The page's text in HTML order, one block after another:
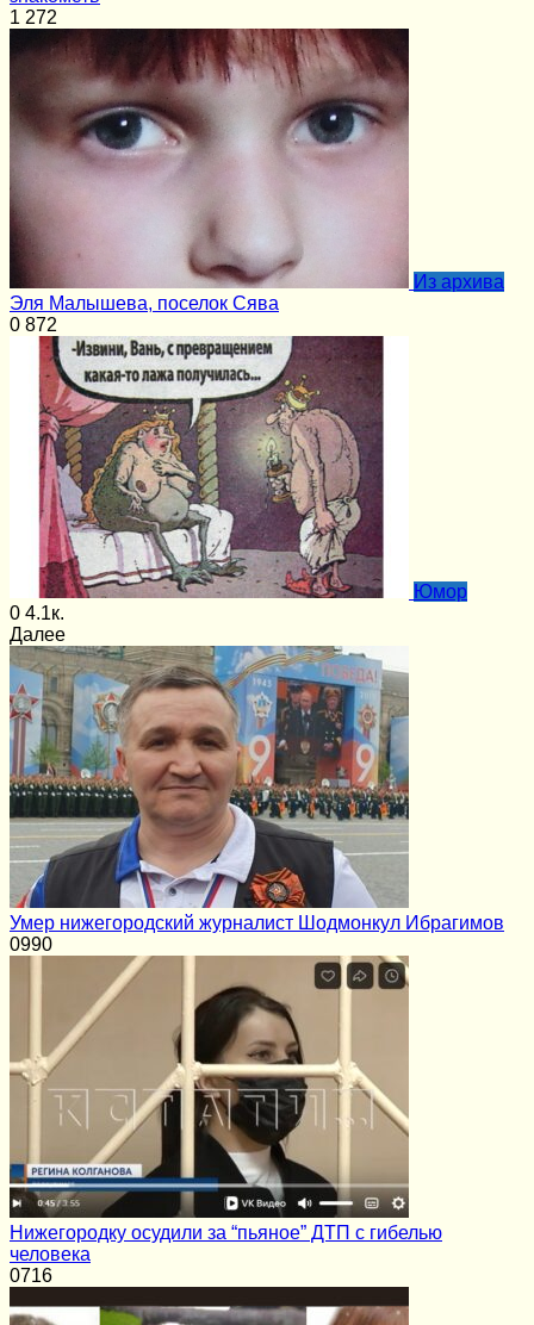
1 272
Из архива
Эля Малышева, поселок Сява
0 872
Юмор
0 4.1к.
Далее
Умер нижегородский журналист Шодмонкул Ибрагимов
0990
Нижегородку осудили за “пьяное” ДТП с гибелью
человека
0716